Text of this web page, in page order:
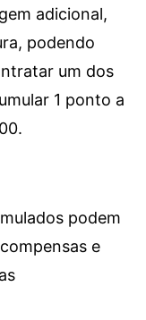
adicional,
podendo
um dos
1 ponto a
podem
e